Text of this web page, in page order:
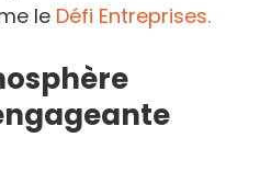
le Défi Entreprises.